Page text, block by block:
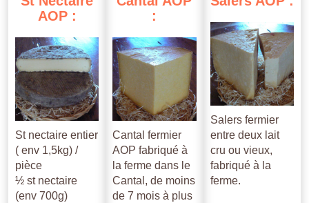
AOP :
St nectaire entier
( env 1,5kg) /
pièce
½ st nectaire
(env 700g)
:
Cantal fermier
AOP fabriqué à
la ferme dans le
Cantal, de moins
de 7 mois à plus
Salers fermier
entre deux lait
cru ou vieux,
fabriqué à la
ferme.